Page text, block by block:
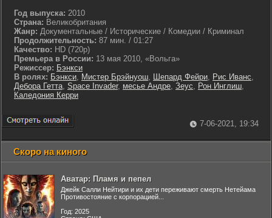
Год выпуска: 2010
Страна: Великобритания
Жанр: Документальные / Исторические / Комедии / Криминал
Продолжительность: 87 мин. / 01:27
Качество: HD (720p)
Премьера в России: 13 мая 2010, «Вольга»
Режиссер: Бэнкси
В ролях: Бэнкси, Мистер Брэйнуош, Шепард Фейри, Рис Иванс,
Дебора Гетта, Space Invader, месье Андре, Зеус, Рон Инглиш,
Каледония Керри
7-06-2021, 19:34
Скоро на киного
Аватар: Пламя и пепел
Джейк Салли Нейтири и их дети переживают смерть Нетейама
Противостояние с корпорацией...
Год: 2025